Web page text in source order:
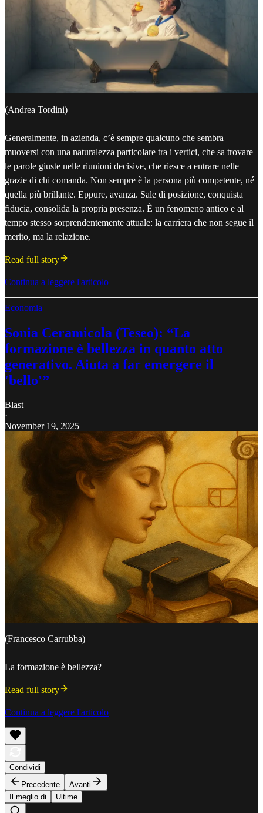
(Andrea Tordini)
Generalmente, in azienda, c’è sempre qualcuno che sembra
muoversi con una naturalezza particolare tra i vertici, che sa trovare
le parole giuste nelle riunioni decisive, che riesce a entrare nelle
grazie di chi comanda. Non sempre è la persona più competente, né
quella più brillante. Eppure, avanza. Sale di posizione, conquista
fiducia, consolida la propria presenza. È un fenomeno antico e al
tempo stesso sorprendentemente attuale: la carriera che non segue il
merito, ma la relazione.
Read full story
Continua a leggere l'articolo
Economia
Sonia Ceramicola (Teseo): “La
formazione è bellezza in quanto atto
generativo. Aiuta a far emergere il
'bello'”
Blast
·
November 19, 2025
(Francesco Carrubba)
La formazione è bellezza?
Read full story
Continua a leggere l'articolo
Condividi
Precedente
Avanti
Il meglio di
Ultime